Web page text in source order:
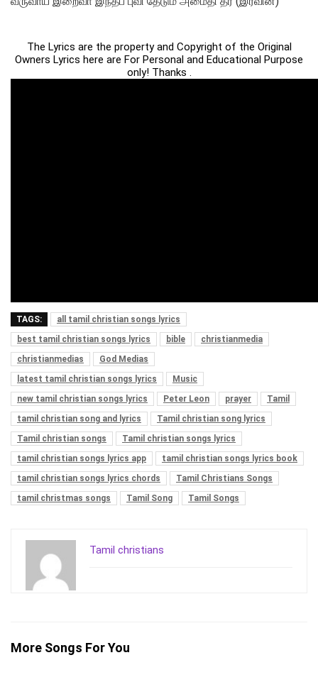
The Lyrics are the property and Copyright of the Original
Owners Lyrics here are For Personal and Educational Purpose
only! Thanks .
TAGS:
all tamil christian songs lyrics
best tamil christian songs lyrics
bible
christianmedia
christianmedias
God Medias
latest tamil christian songs lyrics
Music
new tamil christian songs lyrics
Peter Leon prayer
Tamil
tamil christian song and lyrics
Tamil christian song lyrics
Tamil christian songs
Tamil christian songs lyrics
tamil christian songs lyrics app
tamil christian songs lyrics book
tamil christian songs lyrics chords
Tamil Christians Songs
tamil christmas songs
Tamil Song Tamil Songs
Tamil christians
More Songs For You